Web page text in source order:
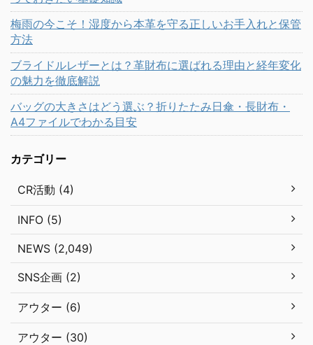
梅雨の今こそ！湿度から本革を守る正しいお手入れと保管
方法
ブライドルレザーとは？革財布に選ばれる理由と経年変化
の魅力を徹底解説
バッグの大きさはどう選ぶ？折りたたみ日傘・長財布・
A4ファイルでわかる目安
カテゴリー
CR活動 (4)
INFO (5)
NEWS (2,049)
SNS企画 (2)
アウター (6)
アウター (30)